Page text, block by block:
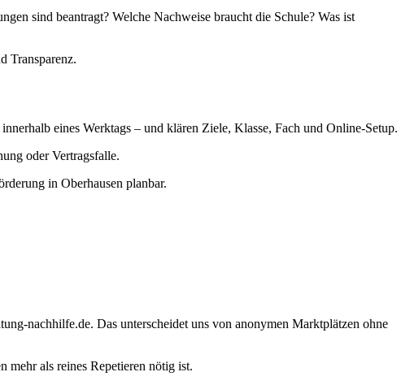
sind beantragt? Welche Nachweise braucht die Schule? Was ist
Transparenz.
eines Werktags – und klären Ziele, Klasse, Fach und Online-Setup.
oder Vertragsfalle.
in Oberhausen planbar.
nachhilfe.de. Das unterscheidet uns von anonymen Marktplätzen ohne
als reines Repetieren nötig ist.